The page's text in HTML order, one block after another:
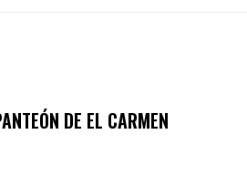
DE EL CARMEN